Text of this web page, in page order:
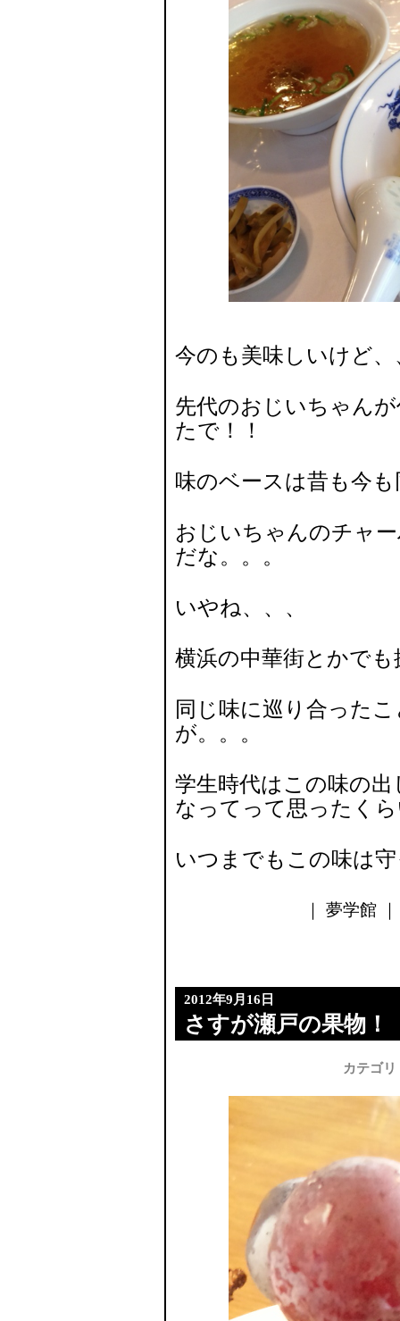
今のも美味しいけど、
先代のおじいちゃん
たで！！
味のベースは昔も今
おじいちゃんのチャ
だな。。。
いやね、、、
横浜の中華街とかで
同じ味に巡り合った
が。。。
学生時代はこの味の
なってって思ったく
いつまでもこの味は
｜ 夢学館
2012年9月16日
さすが瀬戸の果物！
カテゴリ